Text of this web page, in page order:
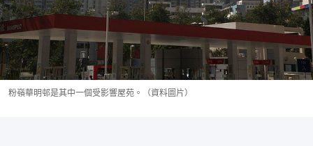
粉嶺華明邨是其中一個受影響屋苑。（資料圖片）